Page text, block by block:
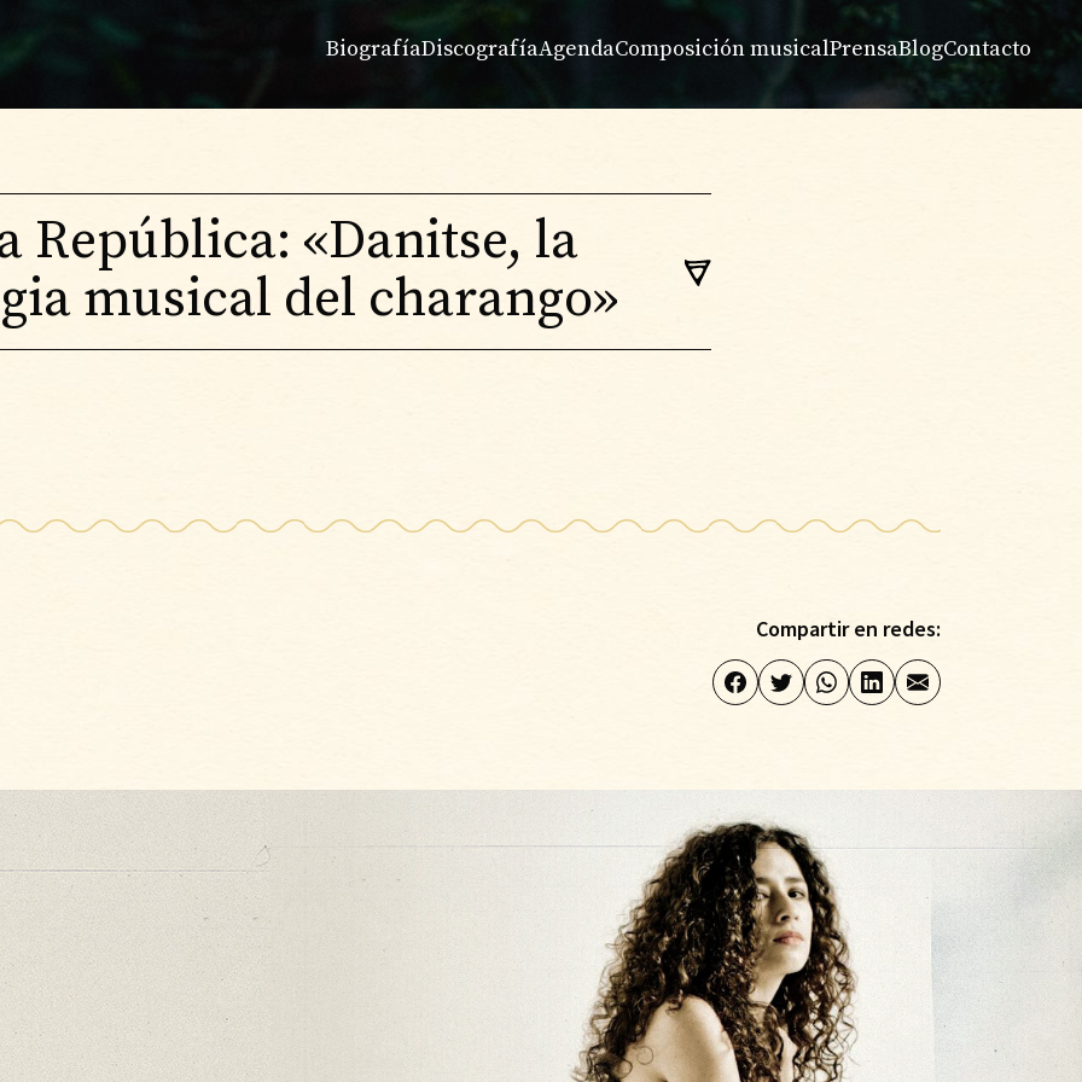
BiografíaDiscografíaAgendaComposición musicalPrensaBlogContacto
República: «Danitse, la
musical del charango»
Compartir en redes: